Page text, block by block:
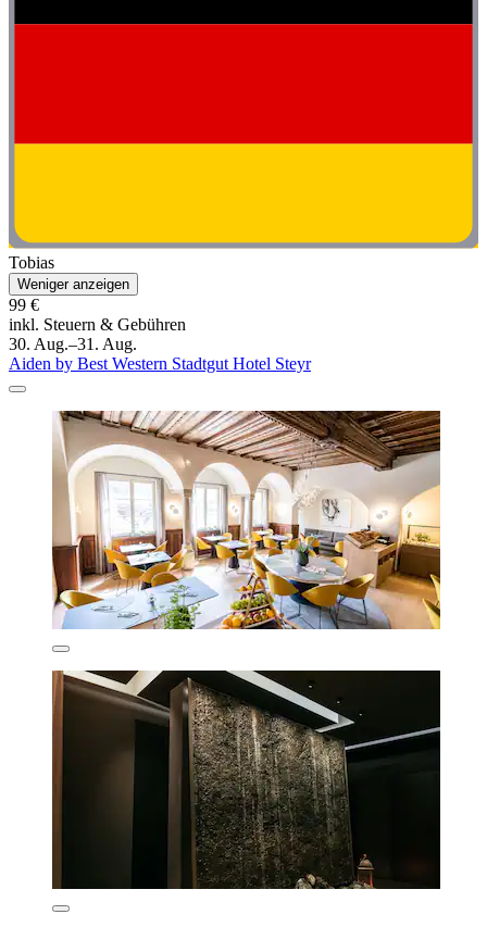
Tobias
Weniger anzeigen
99 €
inkl. Steuern & Gebühren
30. Aug.–31. Aug.
Aiden by Best Western Stadtgut Hotel Steyr